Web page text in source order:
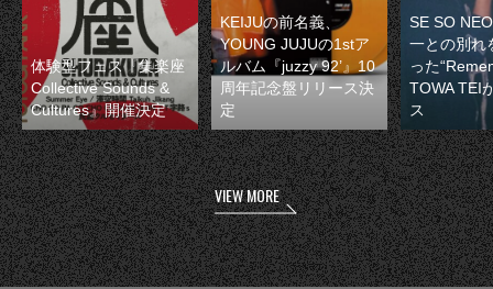
体験型フェス『集楽座
Collective Sounds &
Cultures』開催決定
KEIJUの前名義、
YOUNG JUJUの1stア
ルバム『juzzy 92’』10
周年記念盤リリース決
定
SE SO
一との別れ
った
TOWA TEI
ス
VIEW MORE